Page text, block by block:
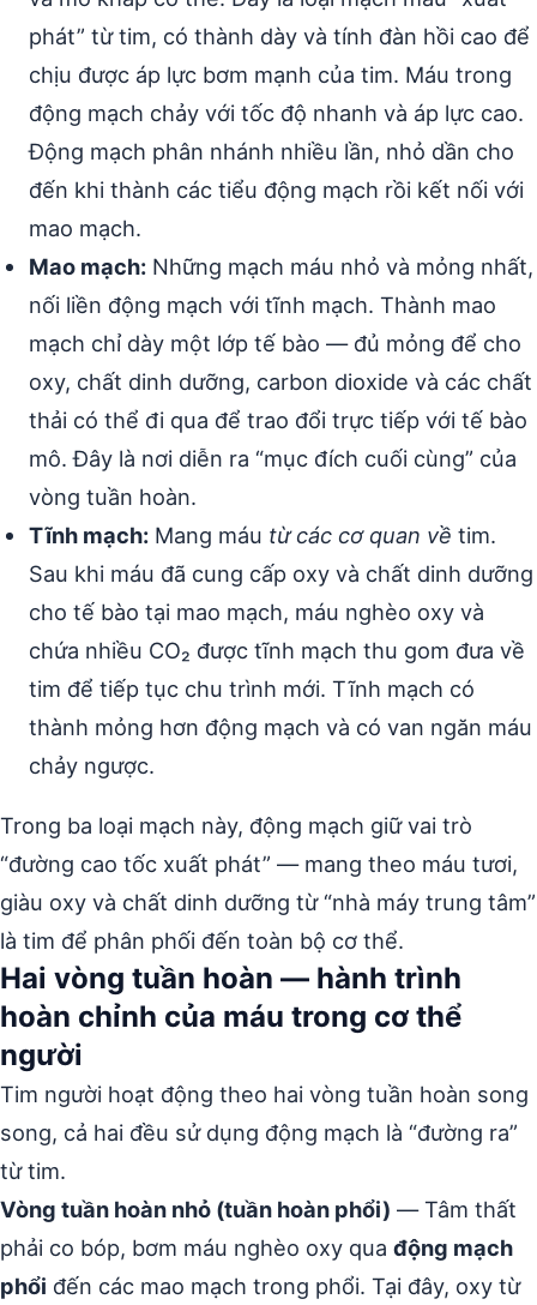
phát” từ tim, có thành dày và tính đàn hồi cao để
chịu được áp lực bơm mạnh của tim. Máu trong
động mạch chảy với tốc độ nhanh và áp lực cao.
Động mạch phân nhánh nhiều lần, nhỏ dần cho
đến khi thành các tiểu động mạch rồi kết nối với
mao mạch.
Mao mạch: Những mạch máu nhỏ và mỏng nhất,
nối liền động mạch với tĩnh mạch. Thành mao
mạch chỉ dày một lớp tế bào — đủ mỏng để cho
oxy, chất dinh dưỡng, carbon dioxide và các chất
thải có thể đi qua để trao đổi trực tiếp với tế bào
mô. Đây là nơi diễn ra “mục đích cuối cùng” của
vòng tuần hoàn.
Tĩnh mạch: Mang máu từ các cơ quan về tim.
Sau khi máu đã cung cấp oxy và chất dinh dưỡng
cho tế bào tại mao mạch, máu nghèo oxy và
chứa nhiều CO₂ được tĩnh mạch thu gom đưa về
tim để tiếp tục chu trình mới. Tĩnh mạch có
thành mỏng hơn động mạch và có van ngăn máu
chảy ngược.
Trong ba loại mạch này, động mạch giữ vai trò
“đường cao tốc xuất phát” — mang theo máu tươi,
giàu oxy và chất dinh dưỡng từ “nhà máy trung tâm”
là tim để phân phối đến toàn bộ cơ thể.
Hai vòng tuần hoàn — hành trình
hoàn chỉnh của máu trong cơ thể
người
Tim người hoạt động theo hai vòng tuần hoàn song
song, cả hai đều sử dụng động mạch là “đường ra”
từ tim.
Vòng tuần hoàn nhỏ (tuần hoàn phổi) — Tâm thất
phải co bóp, bơm máu nghèo oxy qua động mạch
phổi đến các mao mạch trong phổi. Tại đây, oxy từ